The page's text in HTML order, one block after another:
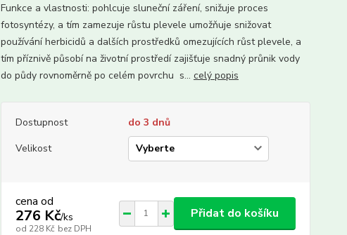
Funkce a vlastnosti: pohlcuje sluneční záření, snižuje proces
fotosyntézy, a tím zamezuje růstu plevele umožňuje snižovat
používání herbicidů a dalších prostředků omezujících růst plevele, a
tím příznivě působí na životní prostředí zajišťuje snadný průnik vody
do půdy rovnoměrně po celém povrchu s... celý popis
Dostupnost
do 3 dnů
Velikost
cena od
276 Kč/ks
od 228 Kč bez DPH
Přidat do košíku